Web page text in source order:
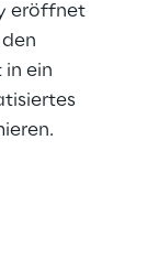
eröffnet
in ein